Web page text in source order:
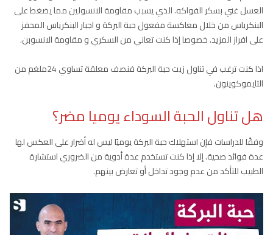
العسل غني بسكر الفواكه. الذي يسبب مقاومة الانسولين مما يضغط على
البنكرياس من خلال معاكسة مفعول حبة البركة و اجبار البنكرياس المحفز
على افراز المزيد. خصوصا إذا كنت تعاني من السكري و مقاومة الانسوبن.
اذا كنت ترغب في تناول زيت حبة البركة فنصف معلقة تساوي 24ملغم من
الثايموكوينون.
هل تناول الحبة السوداء يوميا مضر؟
وفقًا للدراسات فإن استهلاك حبة البركة يوميًا ليس له أضرار على العكس لها
عدة فوائد صحية. إلا إذا كنت تستخدم عدة أدوية من الضروري استشارة
الطبيب للتأكد من عدم وجود تداخل أو تعارض بينهم.